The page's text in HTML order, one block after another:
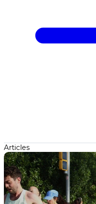
Articles